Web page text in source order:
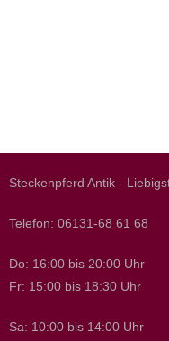
Steckenpferd Antik -
Telefon: 06131-68 61
Do: 16:00 bis 20:00 Uhr
Fr: 15:00 bis 18:30 Uhr
Sa: 10:00 bis 14:00 Uhr